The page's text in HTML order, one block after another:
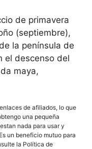
de primavera
(septiembre),
la península de
el descenso del
maya,
de afiliados, lo que
una pequeña
nada para usar y
un beneficio mutuo para
la Política de